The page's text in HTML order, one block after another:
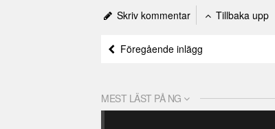
Skriv kommentar Tillbaka upp
Föregående inlägg
MEST LÄST PÅ NG